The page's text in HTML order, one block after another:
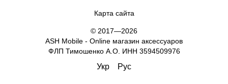
Карта сайта
© 2017—2026
ASH Mobile - Online магазин аксессуаров
ФЛП Тимошенко А.О. ИНН 3594509976
Укр Рус